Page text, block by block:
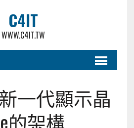
C4IT
WWW.C4IT.TW
一代顯示晶
的架構